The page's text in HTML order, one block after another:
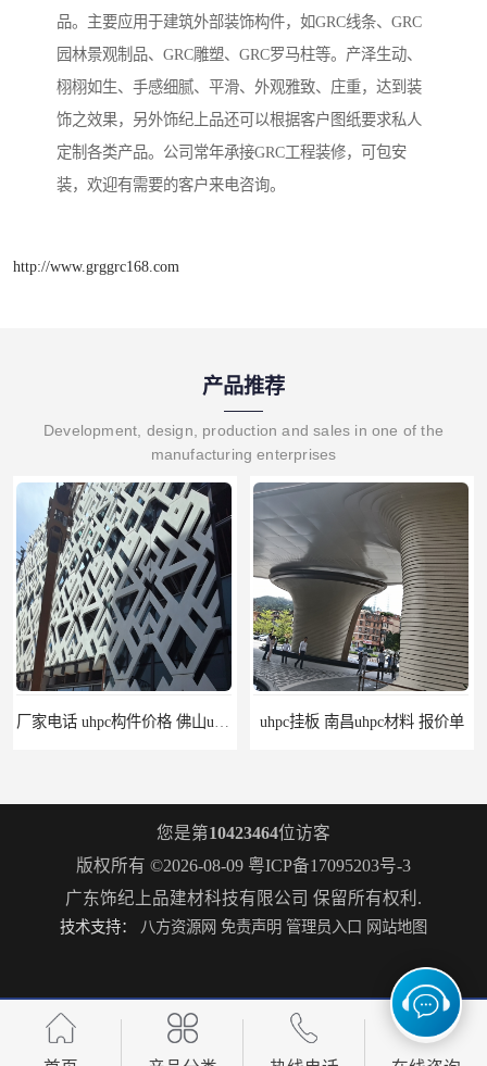
品。主要应用于建筑外部装饰构件，如GRC线条、GRC
园林景观制品、GRC雕塑、GRC罗马柱等。产泽生动、
栩栩如生、手感细腻、平滑、外观雅致、庄重，达到装
饰之效果，另外饰纪上品还可以根据客户图纸要求私人
定制各类产品。公司常年承接GRC工程装修，可包安
装，欢迎有需要的客户来电咨询。
http://www.grggrc168.com
产品推荐
Development, design, production and sales in one of the
manufacturing enterprises
uhpc挂板 南昌uhpc材料 报价单
构件grc 联系方式 佛山grc吊顶厂家 惠州grc生产厂家 grc欧式构件 20年行业经验
您是第10423464位访客
版权所有 ©2026-08-09 粤ICP备17095203号-3
广东饰纪上品建材科技有限公司 保留所有权利.
技术支持： 八方资源网 免责声明 管理员入口 网站地图